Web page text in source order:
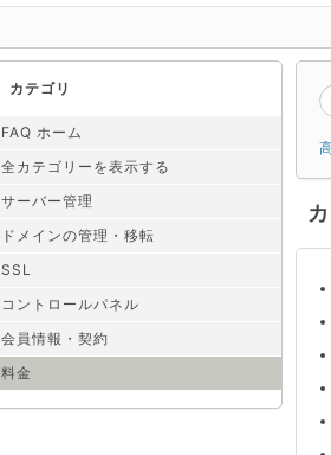
カテゴリ
FAQ ホーム
全カテゴリーを表示する
サーバー管理
ドメインの管理・移転
SSL
コントロールパネル
会員情報・契約
料金